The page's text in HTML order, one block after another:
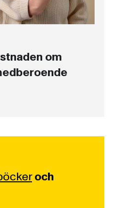
om
och